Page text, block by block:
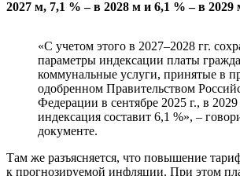
2027 м, 7,1 % – в 2028 м и 6,1 % – в 2029
«С учетом этого в 2027–2028 гг.
параметры индексации платы
коммунальные услуги, принятые в
одобренном Правительством
Федерации в сентябре 2025 г., в 2029
индексация составит 6,1 %», –
документе.
Там же разъясняется, что повышение
к прогнозируемой инфляции. При этом